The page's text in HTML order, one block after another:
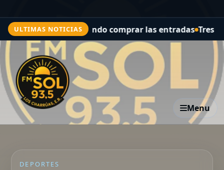
ULTIMAS NOTICIAS
comprar las entradas Tres días de espectáculos
Menu
DEPORTES